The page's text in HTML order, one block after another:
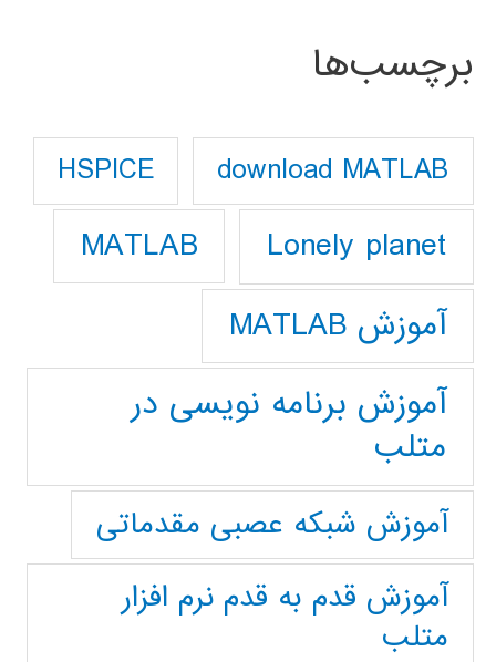
برچسب‌ها
download MATLAB
HSPICE
Lonely planet
MATLAB
آموزش MATLAB
آموزش برنامه نویسی در
متلب
آموزش شبکه عصبی مقدماتی
آموزش قدم به قدم نرم افزار
متلب